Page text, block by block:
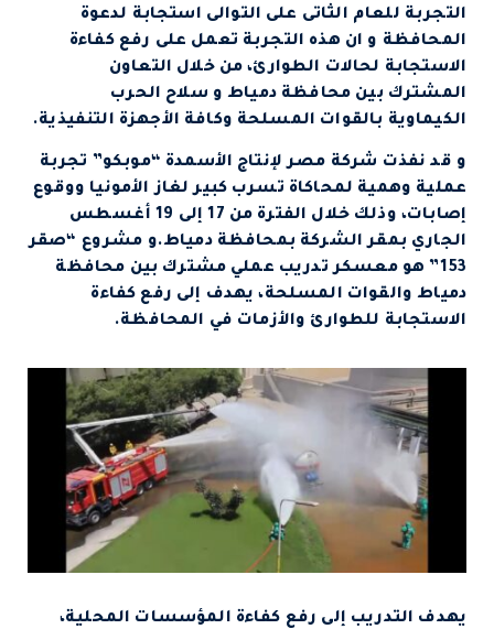
التجربة للعام الثاتى على التوالى استجابة لدعوة
المحافظة و ان هذه التجربة تعمل على رفع كفاءة
الاستجابة لحالات الطوارئ، من خلال التعاون
المشترك بين محافظة دمياط و سلاح الحرب
الكيماوية بالقوات المسلحة وكافة الأجهزة التنفيذية.
و قد نفذت شركة مصر لإنتاج الأسمدة “موبكو” تجربة
عملية وهمية لمحاكاة تسرب كبير لغاز الأمونيا ووقوع
إصابات، وذلك خلال الفترة من 17 إلى 19 أغسطس
الجاري بمقر الشركة بمحافظة دمياط.و مشروع “صقر
153” هو معسكر تدريب عملي مشترك بين محافظة
دمياط والقوات المسلحة، يهدف إلى رفع كفاءة
الاستجابة للطوارئ والأزمات في المحافظة.
يهدف التدريب إلى رفع كفاءة المؤسسات المحلية،